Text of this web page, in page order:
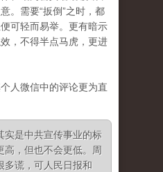
。 需要“扳倒”之时，都
可轻而易举。 更有暗示
，不得半点马虎，更进
人微信中的评论更为直
实是中共宣传事业的标
高，但也不会更低。周
多谎 ，可人民日报和